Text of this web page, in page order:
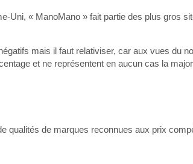
Uni, « ManoMano » fait partie des plus gros
mais il faut relativiser, car aux vues du
et ne représentent en aucun cas la
qualités de marques reconnues aux prix